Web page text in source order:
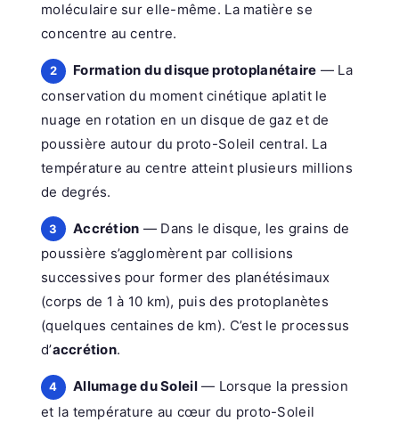
moléculaire sur elle-même. La matière se
concentre au centre.
2 Formation du disque protoplanétaire — La
conservation du moment cinétique aplatit le
nuage en rotation en un disque de gaz et de
poussière autour du proto-Soleil central. La
température au centre atteint plusieurs millions
de degrés.
3 Accrétion — Dans le disque, les grains de
poussière s’agglomèrent par collisions
successives pour former des planétésimaux
(corps de 1 à 10 km), puis des protoplanètes
(quelques centaines de km). C’est le processus
d’accrétion.
4 Allumage du Soleil— Lorsque la pression
et la température au cœur du proto-Soleil